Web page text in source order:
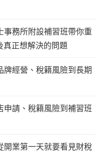
事務所附設補習班帶你重
正想解決的問題
經營、稅籍風險到長期
申請、稅籍風險到補習班
開業第一天就要看見財稅